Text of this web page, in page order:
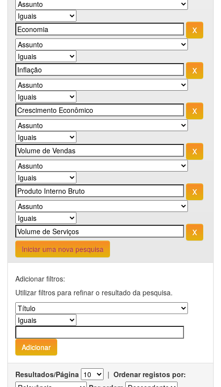
Iniciar uma nova pesquisa
Adicionar filtros:
Utilizar filtros para refinar o resultado da pesquisa.
Resultados/Página | Ordenar registos por: